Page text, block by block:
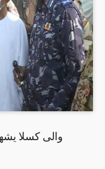
والى كسلا